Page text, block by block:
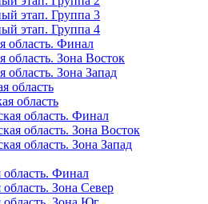
этап. Группа 3
этап. Группа 4
область. Финал
область. Зона Восток
область. Зона Запад
область
область
область. Финал
область. Зона Восток
область. Зона Запад
Финал
Зона Север